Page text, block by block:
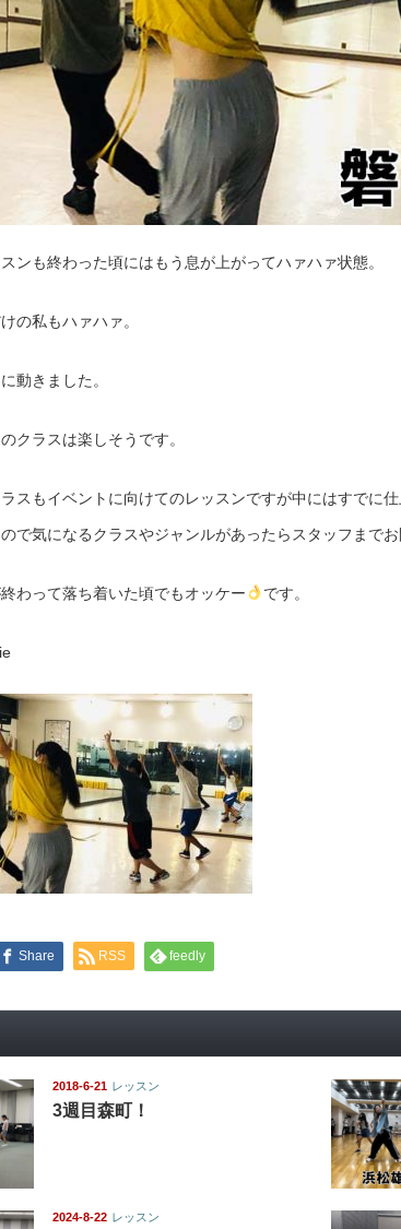
ンも終わった頃にはもう息が上がってハァハァ状態。
の私もハァハァ。
動きました。
クラスは楽しそうです。
スもイベントに向けてのレッスンですが中にはすでに
で気になるクラスやジャンルがあったらスタッフまでお
わって落ち着いた頃でもオッケー です。
Share RSS feedly
2018-6-21 レッスン
3週目森町！
2024-8-22 レッスン